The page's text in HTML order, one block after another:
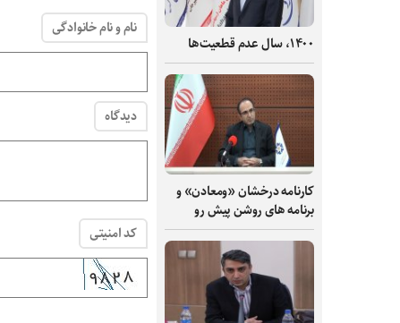
۱۴۰۰، سال عدم قطعیت‌ها
کارنامه درخشان «ومعادن» و
برنامه های روشن پیش رو
نام و نام خانوادگی
دیدگاه
کد امنیتی